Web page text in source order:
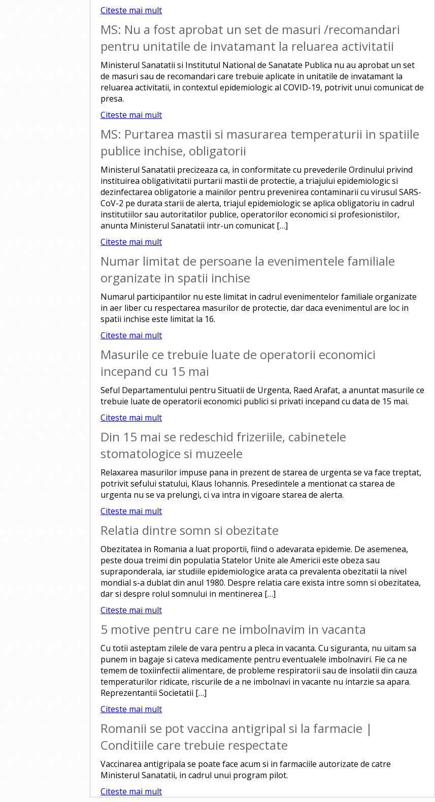
Citeste mai mult
MS: Nu a fost aprobat un set de masuri /recomandari
pentru unitatile de invatamant la reluarea activitatii
Ministerul Sanatatii si Institutul National de Sanatate Publica nu au aprobat un set
de masuri sau de recomandari care trebuie aplicate in unitatile de invatamant la
reluarea activitatii, in contextul epidemiologic al COVID-19, potrivit unui comunicat de
presa.
Citeste mai mult
MS: Purtarea mastii si masurarea temperaturii in spatiile
publice inchise, obligatorii
Ministerul Sanatatii precizeaza ca, in conformitate cu prevederile Ordinului privind
instituirea obligativitatii purtarii mastii de protectie, a triajului epidemiologic si
dezinfectarea obligatorie a mainilor pentru prevenirea contaminarii cu virusul SARS-
CoV-2 pe durata starii de alerta, triajul epidemiologic se aplica obligatoriu in cadrul
institutiilor sau autoritatilor publice, operatorilor economici si profesionistilor,
anunta Ministerul Sanatatii intr-un comunicat […]
Citeste mai mult
Numar limitat de persoane la evenimentele familiale
organizate in spatii inchise
Numarul participantilor nu este limitat in cadrul evenimentelor familiale organizate
in aer liber cu respectarea masurilor de protectie, dar daca evenimentul are loc in
spatii inchise este limitat la 16.
Citeste mai mult
Masurile ce trebuie luate de operatorii economici
incepand cu 15 mai
Seful Departamentului pentru Situatii de Urgenta, Raed Arafat, a anuntat masurile ce
trebuie luate de operatorii economici publici si privati incepand cu data de 15 mai.
Citeste mai mult
Din 15 mai se redeschid frizeriile, cabinetele
stomatologice si muzeele
Relaxarea masurilor impuse pana in prezent de starea de urgenta se va face treptat,
potrivit sefului statului, Klaus Iohannis. Presedintele a mentionat ca starea de
urgenta nu se va prelungi, ci va intra in vigoare starea de alerta.
Citeste mai mult
Relatia dintre somn si obezitate
Obezitatea in Romania a luat proportii, fiind o adevarata epidemie. De asemenea,
peste doua treimi din populatia Statelor Unite ale Americii este obeza sau
supraponderala, iar studiile epidemiologice arata ca prevalenta obezitatii la nivel
mondial s-a dublat din anul 1980. Despre relatia care exista intre somn si obezitatea,
dar si despre rolul somnului in mentinerea […]
Citeste mai mult
5 motive pentru care ne imbolnavim in vacanta
Cu totii asteptam zilele de vara pentru a pleca in vacanta. Cu siguranta, nu uitam sa
punem in bagaje si cateva medicamente pentru eventualele imbolnaviri. Fie ca ne
temem de toxiinfectii alimentare, de probleme respiratorii sau de insolatii din cauza
temperaturilor ridicate, riscurile de a ne imbolnavi in vacante nu intarzie sa apara.
Reprezentantii Societatii […]
Citeste mai mult
Romanii se pot vaccina antigripal si la farmacie |
Conditiile care trebuie respectate
Vaccinarea antigripala se poate face acum si in farmaciile autorizate de catre
Ministerul Sanatatii, in cadrul unui program pilot.
Citeste mai mult